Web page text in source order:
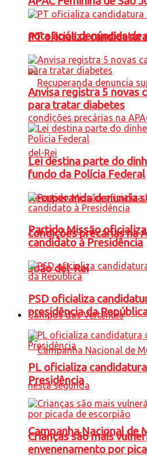
nota após denúncias de
Recuperanda denuncia
condições precárias na
João del-Rei
Campos das Vertentes
Campanha Nacional de
PT oficializa
Anvisa registra 5 novas
para tratar diabetes
Lei destina parte do
fundo da Polícia Federal
Partido Missão
candidato à Presidência
PSD oficializa
presidência da
PL oficializa
Presidência
Crianças são mais
envenenamento por